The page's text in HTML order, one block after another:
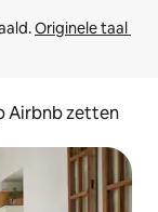
Originele taal
Airbnb zetten